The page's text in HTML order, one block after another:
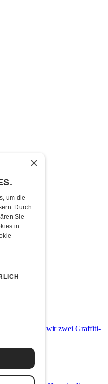
führen wir zwei Graffiti-
durch.
×
um die
Durch
Sie
in